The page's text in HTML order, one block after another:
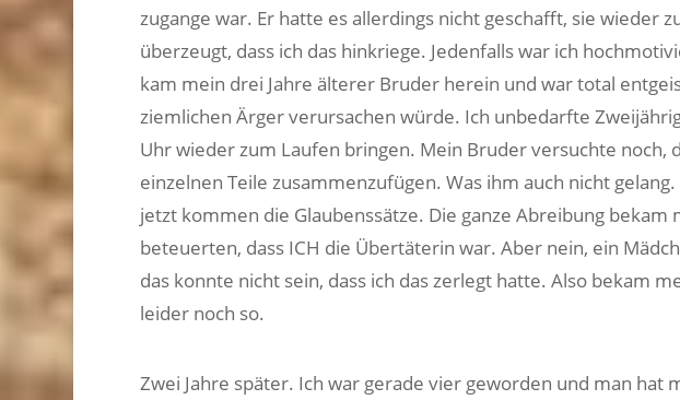
zugange war. Er hatte es allerdings nicht geschafft, sie wieder
überzeugt, dass ich das hinkriege. Jedenfalls war ich
kam mein drei Jahre älterer Bruder herein und war total
ziemlichen Ärger verursachen würde. Ich unbedarfte
Uhr wieder zum Laufen bringen. Mein Bruder versuchte noch,
einzelnen Teile zusammenzufügen. Was ihm auch nicht
jetzt kommen die Glaubenssätze. Die ganze Abreibung
beteuerten, dass ICH die Übertäterin war. Aber nein, ein
das konnte nicht sein, dass ich das zerlegt hatte. Also bekam
leider noch so.
Zwei Jahre später. Ich war gerade vier geworden und man hat